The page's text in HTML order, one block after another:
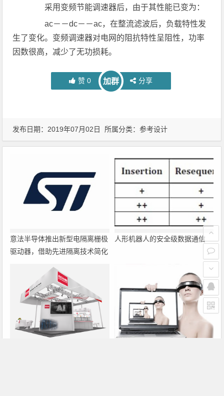
采用变频节能调速器后，由于其性能已变为：
ac－－dc－－ac，在整流滤波后，负载特性发
生了变化。变频调速器对电网的阻抗特性呈阻性，功率
因数很高，减少了无功损耗。
赞 0 加群 分享
发布日期：2019年07月02日 所属分类：参考设计
意法半导体推出新型电隔离栅极
驱动器，借助先进隔离技术简化
人形机器人的安全级数据通信